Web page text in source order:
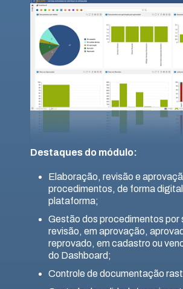
Destaques do módulo:
Elaboração, revisão e
procedimentos, de forma
plataforma;
Gestão dos procedimentos por
revisão, em aprovação,
reprovado, em cadastro ou
do Dashboard;
Controle de documentação